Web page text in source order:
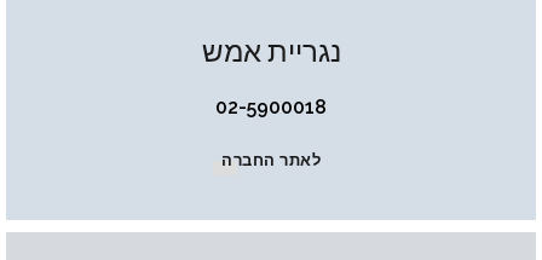
נגריית אמש
02-5900018
לאתר החברה